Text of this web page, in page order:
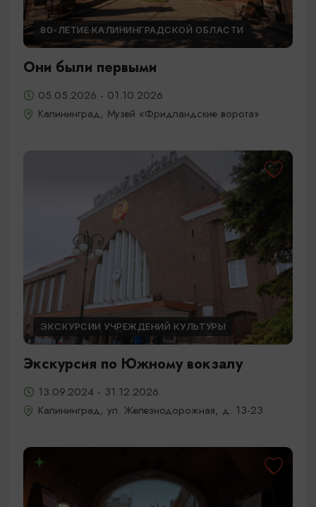
80-ЛЕТИЕ КАЛИНИНГРАДСКОЙ ОБЛАСТИ
Они были первыми
05.05.2026 - 01.10.2026
Калининград, Музей «Фридландские ворота»
ЭКСКУРСИИ УЧРЕЖДЕНИЙ КУЛЬТУРЫ
Экскурсия по Южному вокзалу
13.09.2024 - 31.12.2026
Калининград, ул. Железнодорожная, д. 13-23